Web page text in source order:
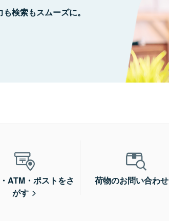
検索もスムーズに。
ATM・ポストをさ
がす
荷物のお問い合わせ